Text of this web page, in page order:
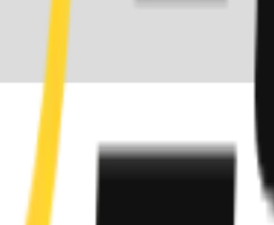
빙존 운전면허 Inc.